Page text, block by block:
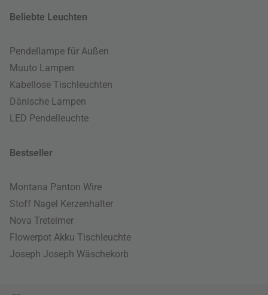
Beliebte Leuchten
Pendellampe für Außen
Muuto Lampen
Kabellose Tischleuchten
Dänische Lampen
LED Pendelleuchte
Bestseller
Montana Panton Wire
Stoff Nagel Kerzenhalter
Nova Treteimer
Flowerpot Akku Tischleuchte
Joseph Joseph Wäschekorb